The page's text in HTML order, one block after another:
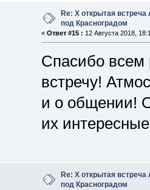
Re: X открытая
под Красноградом
« Ответ #15 : 12 Августа 2018,
Спасибо всем
встречу!
и о общении!
их
Re: X открытая
под Красноградом